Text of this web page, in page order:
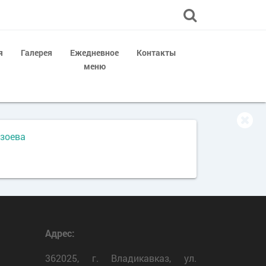
Галерея
Ежедневное
меню
Контакты
Адрес:
362025, г. Владикавказ, ул.